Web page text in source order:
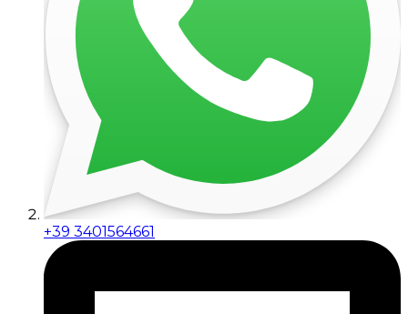
+39 3401564661